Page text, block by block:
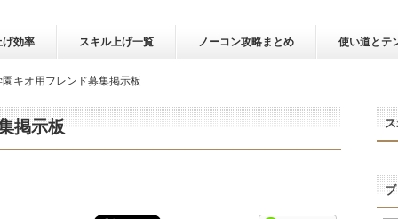
げ効率 スキル上げ一覧 ノーコン攻略まとめ 使い道とテ
園キオ用フレンド募集掲示板
掲示板